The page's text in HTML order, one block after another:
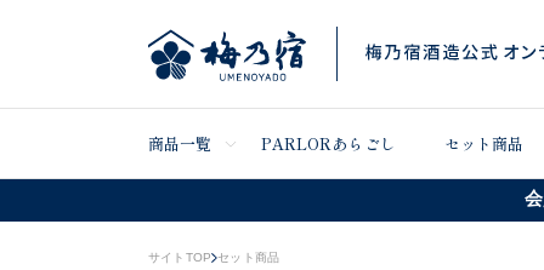
商品一覧 PARLORあらごし セット商品
サイトTOP セット商品